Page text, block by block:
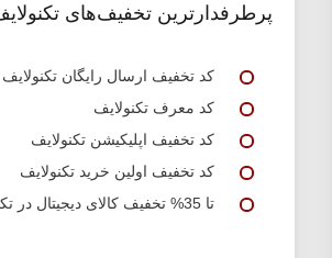
پرطرفدارترین تخفیف‌های
کد تخفیف ارسال رایگان تکنولایف
کد معرف تکنولایف
کد تخفیف اپلیکیشن تکنولایف
کد تخفیف اولین خرید تکنولایف
تا 35% تخفیف کالای دیجیتال در تکنولایف